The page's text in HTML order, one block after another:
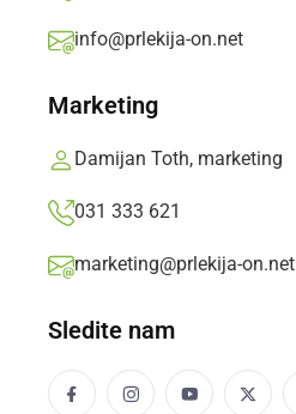
info@prlekija-on.net
Marketing
Damijan Toth, marketing
031 333 621
marketing@prlekija-on.net
Sledite nam